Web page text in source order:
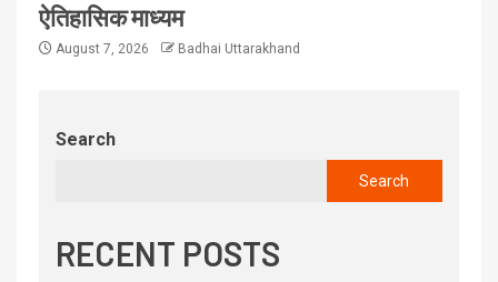
ऐतिहासिक माध्यम
August 7, 2026 Badhai Uttarakhand
Search
Search
RECENT POSTS